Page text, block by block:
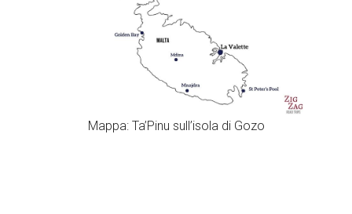
Mappa: Ta’Pinu sull’isola di Gozo